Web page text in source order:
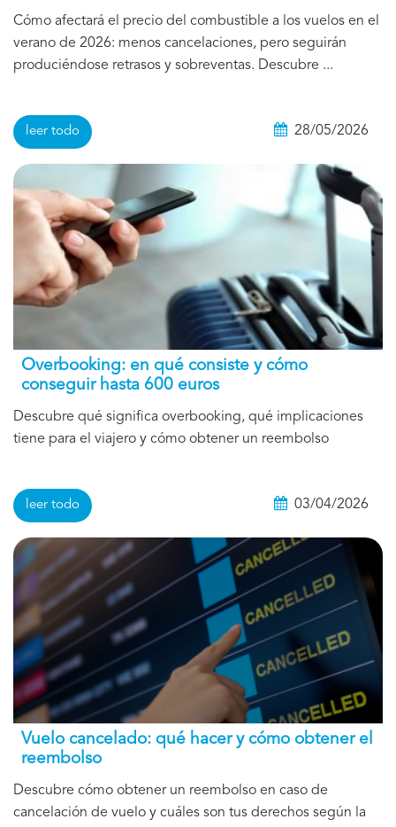
Cómo afectará el precio del combustible a los vuelos en el
verano de 2026: menos cancelaciones, pero seguirán
produciéndose retrasos y sobreventas. Descubre ...
leer todo 28/05/2026
Overbooking: en qué consiste y cómo
conseguir hasta 600 euros
Descubre qué significa overbooking, qué implicaciones
tiene para el viajero y cómo obtener un reembolso
leer todo 03/04/2026
Vuelo cancelado: qué hacer y cómo obtener el
reembolso
Descubre cómo obtener un reembolso en caso de
cancelación de vuelo y cuáles son tus derechos según la